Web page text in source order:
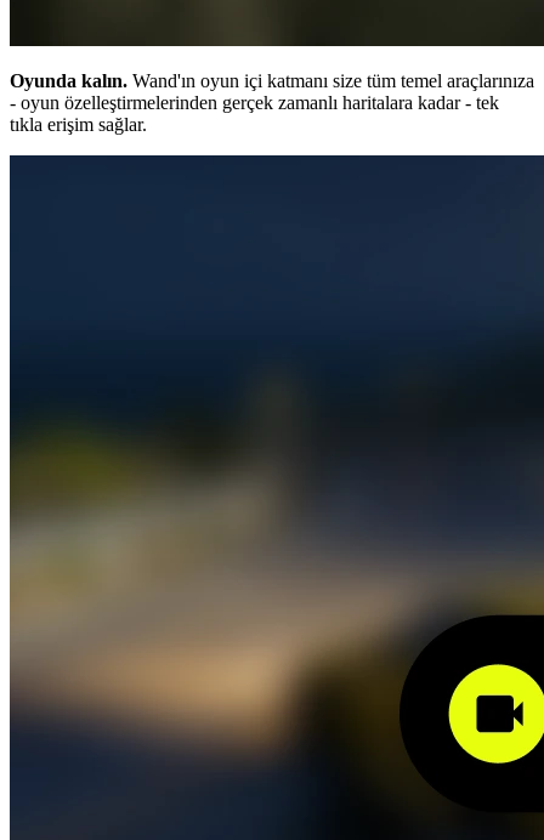
Oyunda kalın. Wand'ın oyun içi katmanı size tüm temel araçlarınıza
- oyun özelleştirmelerinden gerçek zamanlı haritalara kadar - tek
tıkla erişim sağlar.